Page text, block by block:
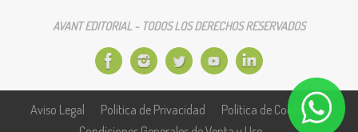
AVANT EDITORIAL - TODOS LOS DERECHOS RESERVADOS
Aviso Legal Política de Privacidad
Política de Cookies